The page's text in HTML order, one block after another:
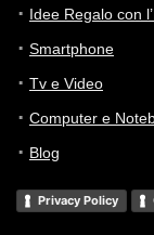
Idee Regalo con
Smartphone
Tv e Video
Computer e
Blog
Privacy Policy